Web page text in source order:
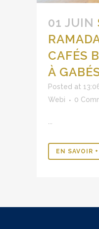
01 JUIN
CAFÉS
À
Posted at
Webi
0
EN SAVOIR +